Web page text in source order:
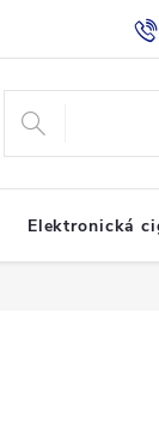
Jak
Elektronická